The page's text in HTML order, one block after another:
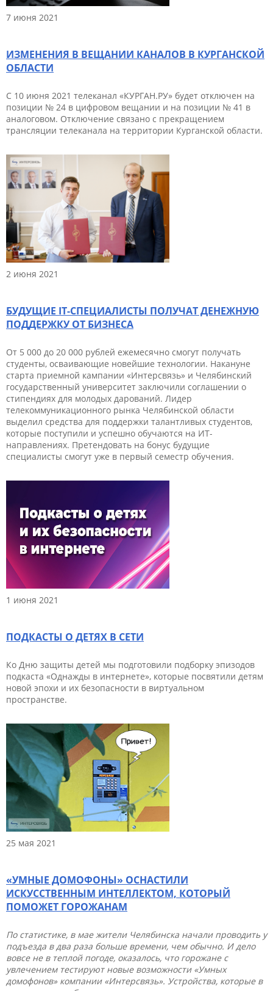
7 июня 2021
ИЗМЕНЕНИЯ В ВЕЩАНИИ КАНАЛОВ В КУРГАНСКОЙ
ОБЛАСТИ
С 10 июня 2021 телеканал «КУРГАН.РУ» будет отключен на
позиции № 24 в цифровом вещании и на позиции № 41 в
аналоговом. Отключение связано с прекращением
трансляции телеканала на территории Курганской области.
2 июня 2021
БУДУЩИЕ IT-СПЕЦИАЛИСТЫ ПОЛУЧАТ ДЕНЕЖНУЮ
ПОДДЕРЖКУ ОТ БИЗНЕСА
От 5 000 до 20 000 рублей ежемесячно смогут получать
студенты, осваивающие новейшие технологии. Накануне
старта приемной кампании «Интерсвязь» и Челябинский
государственный университет заключили соглашении о
стипендиях для молодых дарований. Лидер
телекоммуникационного рынка Челябинской области
выделил средства для поддержки талантливых студентов,
которые поступили и успешно обучаются на ИТ-
направлениях. Претендовать на бонус будущие
специалисты смогут уже в первый семестр обучения.
1 июня 2021
ПОДКАСТЫ О ДЕТЯХ В CЕТИ
Ко Дню защиты детей мы подготовили подборку эпизодов
подкаста «Однажды в интернете», которые посвятили детям
новой эпохи и их безопасности в виртуальном
пространстве.
25 мая 2021
«УМНЫЕ ДОМОФОНЫ» ОСНАСТИЛИ
ИСКУССТВЕННЫМ ИНТЕЛЛЕКТОМ, КОТОРЫЙ
ПОМОЖЕТ ГОРОЖАНАМ
По статистике, в мае жители Челябинска начали проводить у
подъезда в два раза больше времени, чем обычно. И дело
вовсе не в теплой погоде, оказалось, что горожане с
увлечением тестируют новые возможности «Умных
домофонов» компании «Интерсвязь». Устройства, которые в